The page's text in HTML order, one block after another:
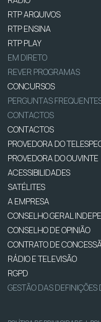
RTP ARQUIVOS
RTP ENSINA
RTP PLAY
EM DIRETO
REVER PROGRAMAS
CONCURSOS
PERGUNTAS
CONTACTOS
CONTACTOS
PROVEDORA DO
PROVEDORA DO OUVINTE
ACESSIBILIDADES
SATÉLITES
A EMPRESA
CONSELHO GERAL
CONSELHO DE OPINIÃO
CONTRATO DE
RÁDIO E TELEVISÃO
RGPD
GESTÃO DAS DEFINIÇÕES